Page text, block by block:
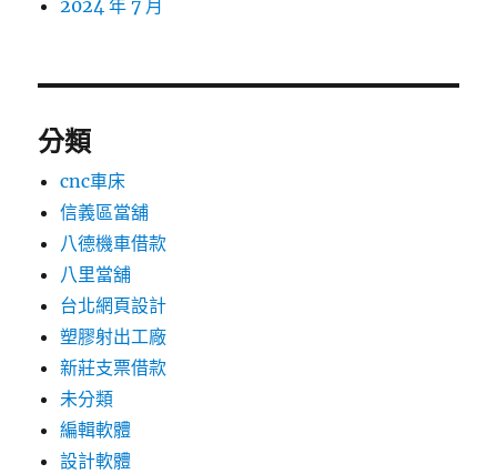
2024 年 7 月
分類
cnc車床
信義區當舖
八德機車借款
八里當舖
台北網頁設計
塑膠射出工廠
新莊支票借款
未分類
編輯軟體
設計軟體